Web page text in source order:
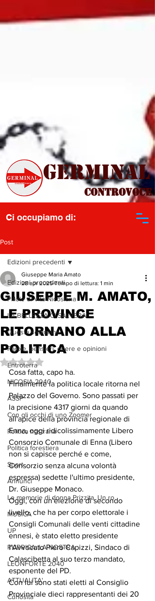
Controvoce
Ci occupiamo di:
Germinal
Post
Edizioni precedenti
Pillole di Vita Nicosiana
LA BELLEZZA CI SALVERA'
Questa settimana...
Parole, pensieri, opere e opinioni
Entroterra
NICOSIA 2040
ASSP
Con gli occhi di uno Zoomer
Politica nostrana
Politica forestiera
Sport
Annunci
Le memorie di donna Prizzita. Un ro
MUSICA
UP
RUBRICA: LA NOSTRA
LEONFORTE 2040
ATTUALITA'
Curiosità
Edizioni precedenti
GIUSEPPE M. AMATO,
LE PROVINCE
RITORNANO ALLA
POLITICA
Giuseppe Maria Amato
28 apr 2025 Tempo di lettura: 1 min
Valutazione NaN stelle su 5.
Cosa fatta, capo ha.
Finalmente la politica locale ritorna nel
Palazzo del Governo. Sono passati per
la precisione 4317 giorni da quando
all'apice della provincia regionale di
Enna, oggi ridicolissimamente Libero
Consorzio Comunale di Enna (Libero
non si capisce perché e come,
Consorzio senza alcuna volontà
espressa) sedette l'ultimo presidente,
Dr. Giuseppe Monaco.
Oggi, con un'elezione di secondo
livello, che ha per corpo elettorale i
Consigli Comunali delle venti cittadine
ennesi, è stato eletto presidente
l'Avvocato Piero Capizzi, Sindaco di
Calascibetta al suo terzo mandato,
esponente del PD.
Con lui sono stati eletti al Consiglio
Provinciale dieci rappresentanti dei 20